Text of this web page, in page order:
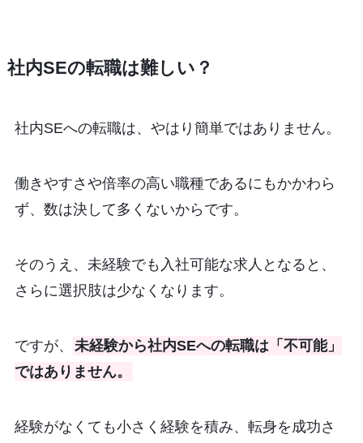
社内SEの転職は難しい？
社内SEへの転職は、やはり簡単ではありません。
働きやすさや倍率の高い職種であるにもかかわら
ず、数は決して多くないからです。
そのうえ、未経験でも入社可能な求人となると、
さらに選択肢は少なくなります。
ですが、
未経験から社内SEへの転職は「不可能」
ではありません。
経験がなくても小さく経験を積み、転身を成功さ